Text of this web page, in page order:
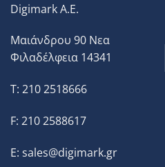
Digimark A.E.
Μαιάνδρου 90 Νεα
Φιλαδέλφεια 14341
T: 210 2518666
F: 210 2588617
E: sales@digimark.gr